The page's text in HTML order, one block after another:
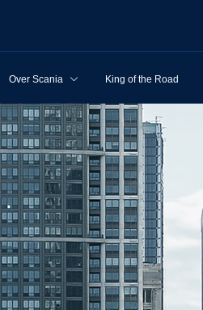
Over Scania King of the Road